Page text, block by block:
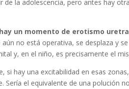
de la adolescencia, pero antes hay
un momento de erotismo
no está operativa, se desplaza y
y, en el niño, es precisamente el
si hay una excitabilidad en esas
Sería el equivalente de una polución